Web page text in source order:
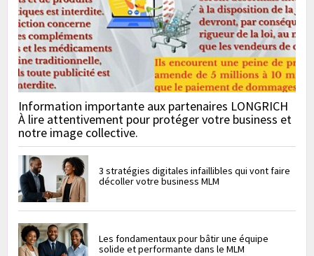
Information importante aux partenaires LONGRICH
À lire attentivement pour protéger votre business et
notre image collective.
3 stratégies digitales infaillibles qui vont faire
décoller votre business MLM
Les fondamentaux pour bâtir une équipe
solide et performante dans le MLM